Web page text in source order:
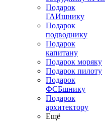
Подарок
ГАИшнику
Подарок
подводнику
Подарок
капитану
Подарок моряку
Подарок пилоту
Подарок
ФСБшнику
Подарок
архитектору
Ещё